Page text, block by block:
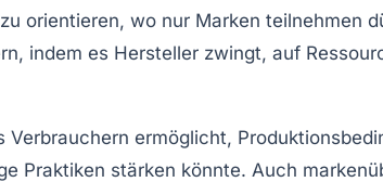
zu orientieren, wo nur Marken teilnehmen
indem es Hersteller zwingt, auf
Verbrauchern ermöglicht,
Praktiken stärken könnte. Auch